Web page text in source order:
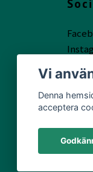
Vi
Denna
acceptera